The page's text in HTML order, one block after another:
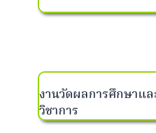
งานวัดผลการศึกษาแ
วิชาการ